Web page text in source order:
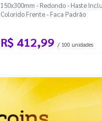
150x300mm - Redondo - Haste
Colorido Frente - Faca Padrão
R$ 412,99 / 100 unidades